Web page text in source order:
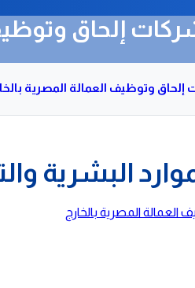
إلحاق
وتوظيف العمالة المصرية
البشرية
المصرية بالخارج